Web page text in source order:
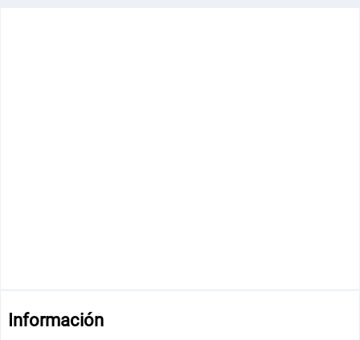
Información